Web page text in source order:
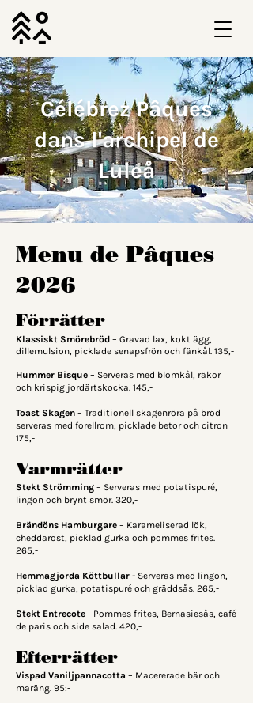
Célébrez Pâques
dans l'archipel de
Luleå
Menu de Pâques
2026
Förrätter
Klassiskt Smörebröd – Gravad lax, kokt ägg,
dillemulsion, picklade senapsfrön och fänkål. 135,-
Hummer Bisque – Serveras med blomkål, räkor
och krispig jordärtskocka. 145,-
Toast Skagen – Traditionell skagenröra på bröd
serveras med forellrom, picklade betor och citron
175,-
Varmrätter
Stekt Strömming – Serveras med potatispuré,
lingon och brynt smör. 320,-
Brändöns Hamburgare – Karameliserad lök,
cheddarost, picklad gurka och pommes frites.
265,-
Hemmagjorda Köttbullar - Serveras med lingon,
picklad gurka, potatispuré och gräddsås. 265,-
Stekt Entrecote - Pommes frites, Bernasiesås, café
de paris och side salad. 420,-
Efterrätter
Vispad Vaniljpannacotta – Macererade bär och
maräng. 95:-